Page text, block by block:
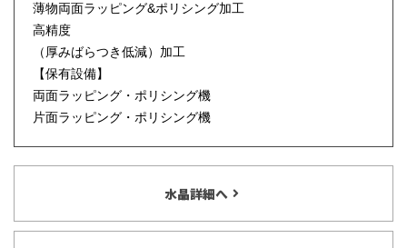
薄物両面ラッピング&ポリシング加工
高精度
（厚みばらつき低減）加工
【保有設備】
両面ラッピング・ポリシング機
片面ラッピング・ポリシング機
水晶詳細へ